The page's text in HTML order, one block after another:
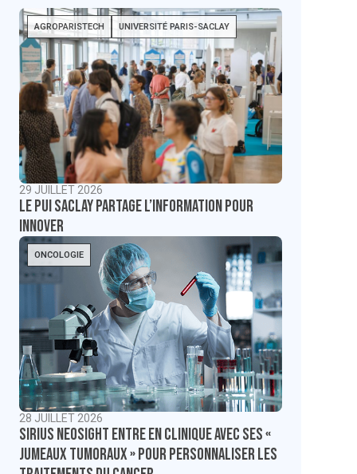
AGROPARISTECH UNIVERSITÉ PARIS-SACLAY
29 JUILLET 2026
Le PUI Saclay partage l’information pour
innover
ONCOLOGIE
28 JUILLET 2026
Sirius NeoSight entre en clinique avec ses «
jumeaux tumoraux » pour personnaliser les